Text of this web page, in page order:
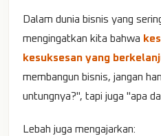
Dalam dunia bisnis yang
mengingatkan kita bahwa
kesuksesan yang
membangun bisnis, jangan
untungnya?", tapi juga "apa
Lebah juga mengajarkan: